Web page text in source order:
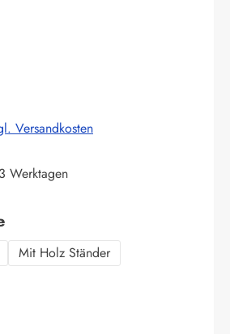
Versandkosten
Werktagen
auswählen
Mit Holz Ständer
Gib den gewünschten